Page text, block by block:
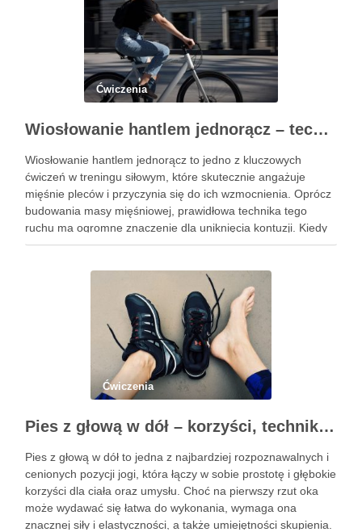
Ćwiczenia
Wiosłowanie hantlem jednorącz – technika, błędy i efekty treningu
Wiosłowanie hantlem jednorącz to jedno z kluczowych
ćwiczeń w treningu siłowym, które skutecznie angażuje
mięśnie pleców i przyczynia się do ich wzmocnienia. Oprócz
budowania masy mięśniowej, prawidłowa technika tego
ruchu ma ogromne znaczenie dla uniknięcia kontuzji. Kiedy
wykonujemy wiosłowanie, skupiamy się nie tylko na ruchu,
Ćwiczenia
Pies z głową w dół – korzyści, technika i modyfikacje tej asany
Pies z głową w dół to jedna z najbardziej rozpoznawalnych i
cenionych pozycji jogi, która łączy w sobie prostotę i głębokie
korzyści dla ciała oraz umysłu. Choć na pierwszy rzut oka
może wydawać się łatwa do wykonania, wymaga ona
znacznej siły i elastyczności, a także umiejętności skupienia.